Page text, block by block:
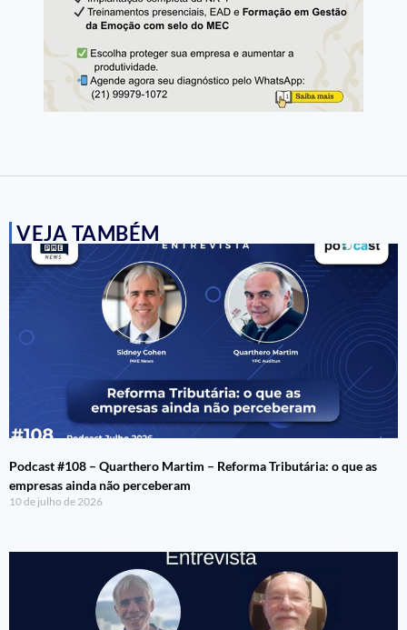
VEJA TAMBÉM
Podcast #108 – Quarthero Martim – Reforma Tributária: o que as
empresas ainda não perceberam
10 de julho de 2026